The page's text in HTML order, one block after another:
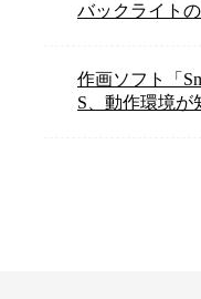
バックライト
作画ソフト「
S、動作環境が